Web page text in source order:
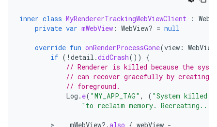
inner class MyRendererTrackingWebViewClient :
private var mWebView : WebView? = null
override fun onRenderProcessGone(view : WebView
if ( ! detail .didCrash())
{
// Renderer is killed because the
// can recover gracefully by creating a
// foreground.
Log . e( "MY_APP_TAG" , ( "System killed
"to reclaim memory. Recreating..."
        >
mWebView?.also { webView -